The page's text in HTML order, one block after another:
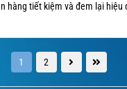
hàng tiết kiệm và đem lại hiệu
1 2